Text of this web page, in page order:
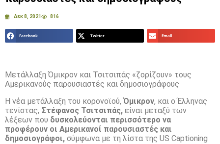
Δεκ 8, 2021 816
Facebook Twitter Email
Μετάλλαξη Όμικρον και Τσιτσιπάς «ζορίζουν» τους
Αμερικανούς παρουσιαστές και δημοσιογράφους
Η νέα μετάλλαξη του κορονοϊού,Όμικρον, και ο Έλληνας
τενίστας, Στέφανος Τσιτσιπάς, είναι μεταξύ των
λέξεων που δυσκολεύονται περισσότερο να
προφέρουν οι Αμερικανοί παρουσιαστές και
δημοσιογράφοι, σύμφωνα με τη λίστα της US Captioning